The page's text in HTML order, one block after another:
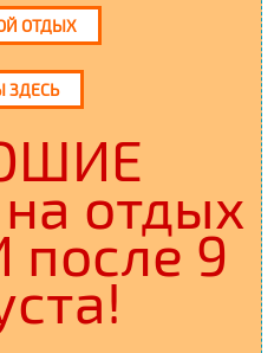
ОТДЫХ
ЗДЕСЬ
отдых
9